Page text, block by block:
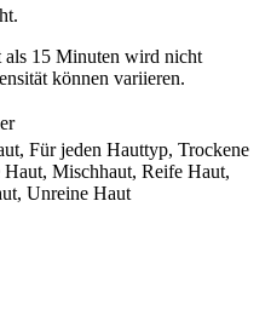
15 Minuten wird nicht
können variieren.
Für jeden Hauttyp, Trockene
Mischhaut, Reife Haut,
Unreine Haut